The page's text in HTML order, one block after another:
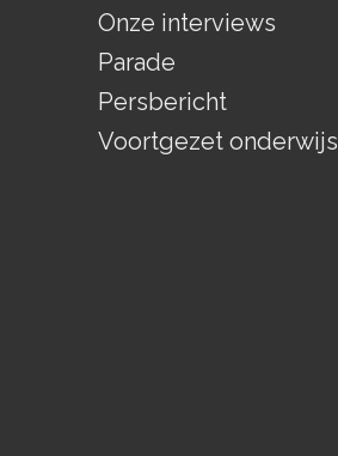
Onze interviews
Parade
Persbericht
Voortgezet onderwijs